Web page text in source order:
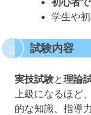
初心者
学生や
試験内容
実技試験と理論
上級になるほど
的な知識、指導